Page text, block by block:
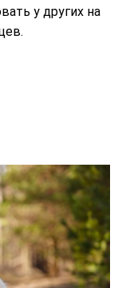
у других на